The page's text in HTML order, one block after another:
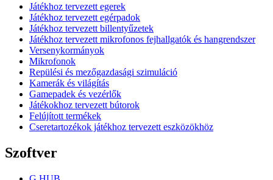
Játékhoz tervezett egerek
Játékhoz tervezett egérpadok
Játékhoz tervezett billentyűzetek
Játékhoz tervezett mikrofonos fejhallgatók és hangrendszer
Versenykormányok
Mikrofonok
Repülési és mezőgazdasági szimuláció
Kamerák és világítás
Gamepadek és vezérlők
Játékokhoz tervezett bútorok
Felújított termékek
Cseretartozékok játékhoz tervezett eszközökhöz
Szoftver